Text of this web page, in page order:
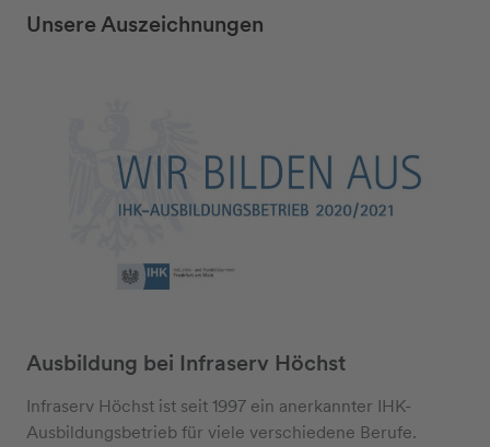
Unsere Auszeichnungen
Ausbildung bei Infraserv Höchst
Infraserv Höchst ist seit 1997 ein anerkannter IHK-
Ausbildungsbetrieb für viele verschiedene Berufe.